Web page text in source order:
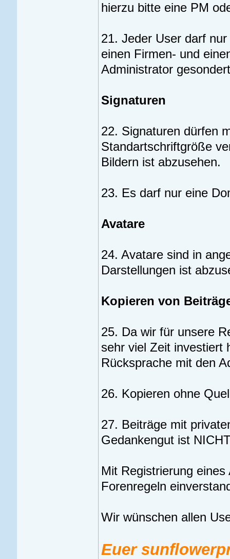
hierzu bitte eine PM
21. Jeder User darf
einen Firmen- und
Administrator
Signaturen
22. Signaturen dürfen
Standartschriftgröße
Bildern ist abzusehen.
23. Es darf nur eine
Avatare
24. Avatare sind in
Darstellungen ist
Kopieren von
25. Da wir für unsere
sehr viel Zeit investiert
Rücksprache mit den
26. Kopieren ohne
27. Beiträge mit
Gedankengut ist
Mit Registrierung
Forenregeln
Wir wünschen allen
Euer